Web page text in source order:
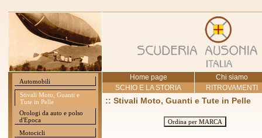
Automobili
Stivali Moto, Guanti e
Tute in Pelle
Orologi da auto e polso
d'Epoca
Motocicli
Home page
Chi siamo
SCHIO E LA STORIA
RITROVAMENTI
:: Stivali Moto, Guanti e Tute in Pelle
Ordina per MARCA